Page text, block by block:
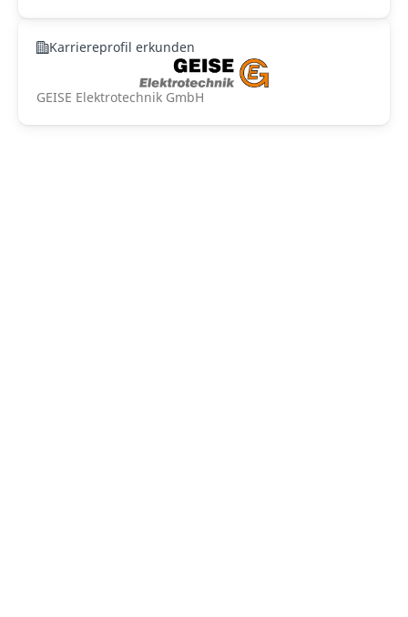
Karriereprofil erkunden
GEISE Elektrotechnik GmbH